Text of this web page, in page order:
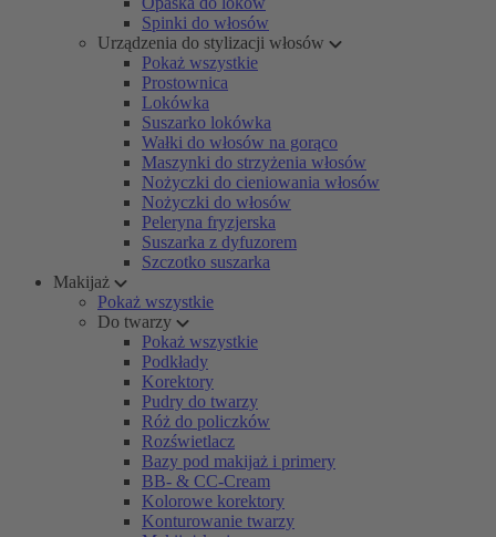
Spinki do włosów
Urządzenia do stylizacji włosów
Pokaż wszystkie
Prostownica
Lokówka
Suszarko lokówka
Wałki do włosów na gorąco
Maszynki do strzyżenia włosów
Nożyczki do cieniowania włosów
Nożyczki do włosów
Peleryna fryzjerska
Suszarka z dyfuzorem
Szczotko suszarka
Makijaż
Pokaż wszystkie
Do twarzy
Pokaż wszystkie
Podkłady
Korektory
Pudry do twarzy
Róż do policzków
Rozświetlacz
Bazy pod makijaż i primery
BB- & CC-Cream
Kolorowe korektory
Konturowanie twarzy